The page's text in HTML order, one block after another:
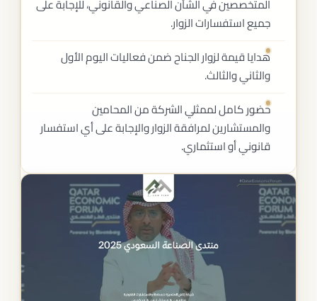
المتخصصين في الشأن الصناعي والقانوني، للإجابة على
جميع استفسارات الزوار.
هدايا قيمة لزوار الجناح ضمن فعاليات اليوم الأول
والثاني والثالث.
حضور كامل لممثلي الشركة من المحامين
والمستشارين لمرافقة الزوار والإجابة على أي استفسار
قانوني أو استثماري.